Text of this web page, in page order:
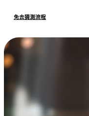
免去猜測流程